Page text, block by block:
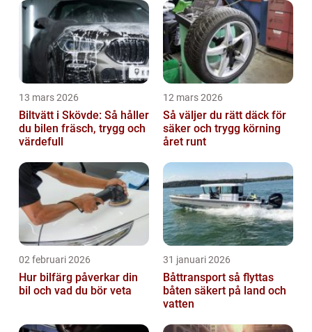
13 mars 2026
Biltvätt i Skövde: Så håller
du bilen fräsch, trygg och
värdefull
12 mars 2026
Så väljer du rätt däck för
säker och trygg körning
året runt
02 februari 2026
Hur bilfärg påverkar din
bil och vad du bör veta
31 januari 2026
Båttransport så flyttas
båten säkert på land och
vatten